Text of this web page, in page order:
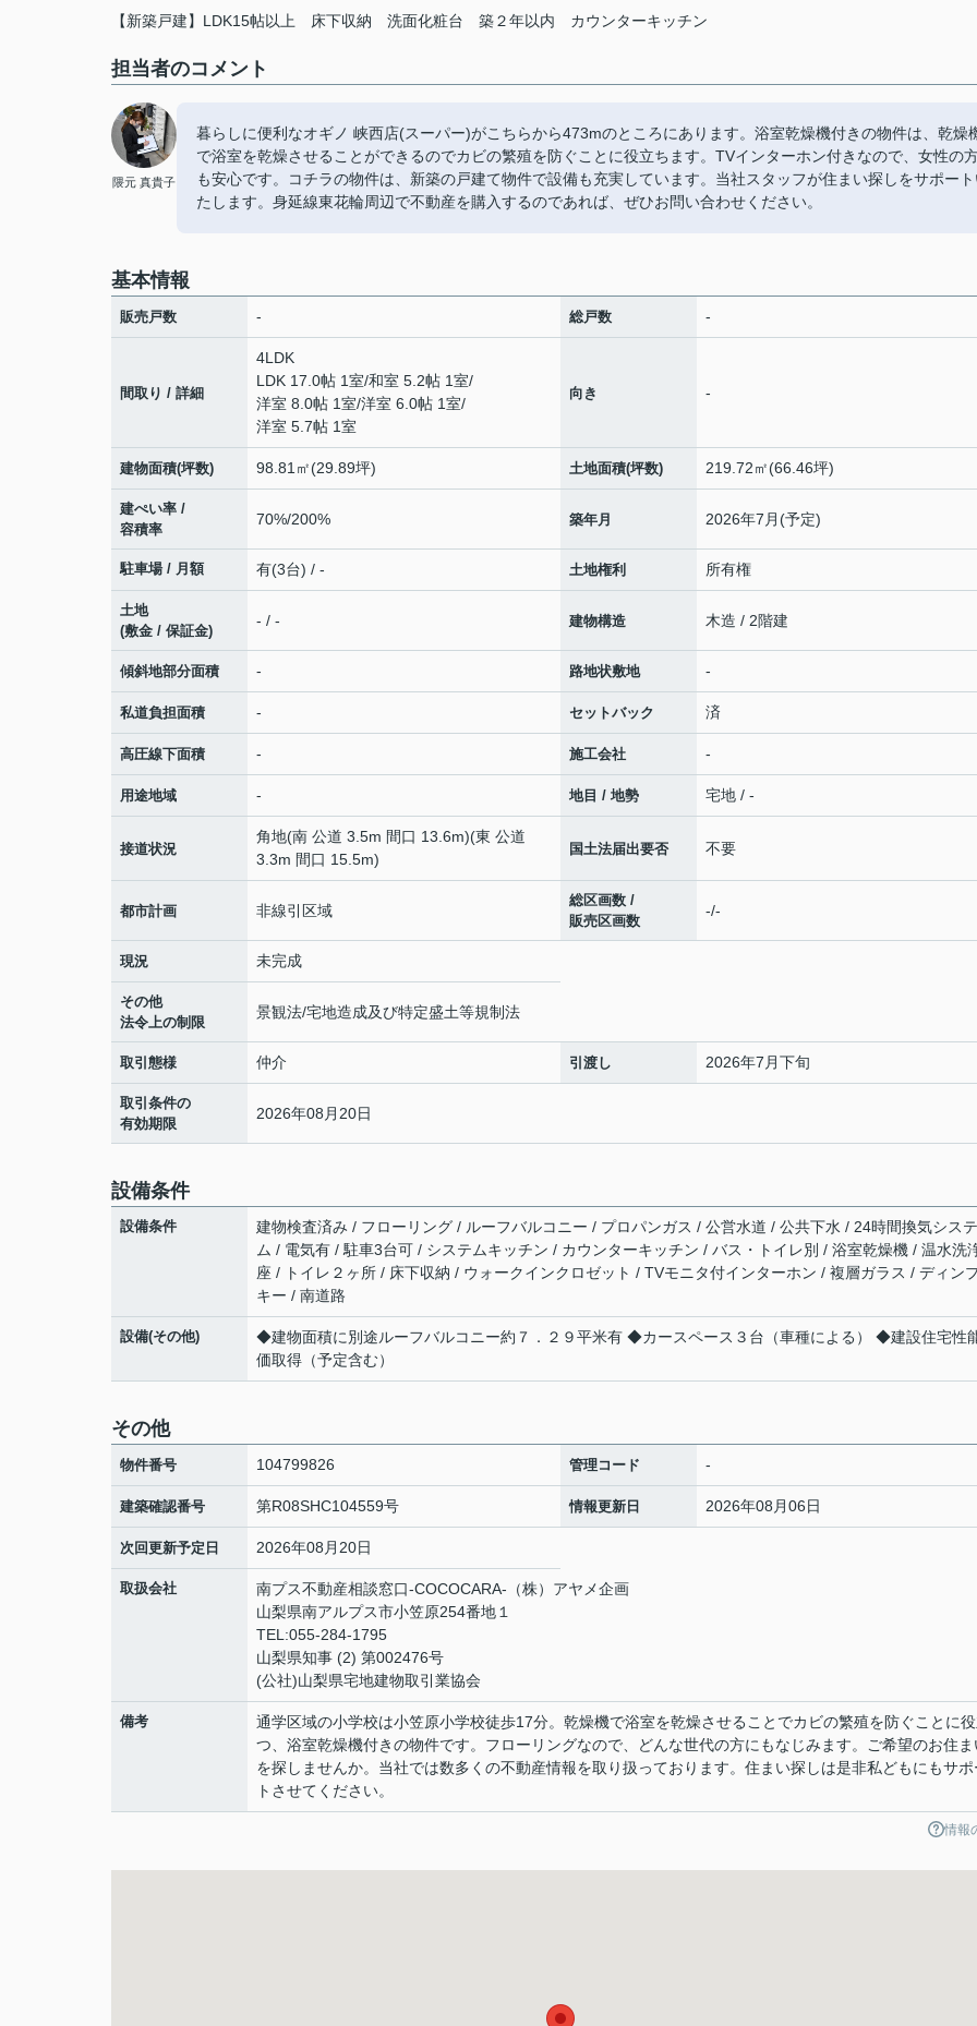
【新築戸建】LDK15帖以上 床下収納 洗面化粧台 築２年以内 カウンターキッチン
担当者のコメント
隈元 真貴子
暮らしに便利なオギノ 峡西店(スーパー)がこちらから473mのところにあります。浴室乾燥機付きの物件は、乾燥
で浴室を乾燥させることができるのでカビの繁殖を防ぐことに役立ちます。TVインターホン付きなので、女性の
も安心です。コチラの物件は、新築の戸建て物件で設備も充実しています。当社スタッフが住まい探しをサポー
たします。身延線東花輪周辺で不動産を購入するのであれば、ぜひお問い合わせください。
基本情報
販売戸数 - 総戸数 -
間取り / 詳細
4LDK
LDK 17.0帖 1室/和室 5.2帖 1室/
洋室 8.0帖 1室/洋室 6.0帖 1室/
洋室 5.7帖 1室
向き -
建物面積(坪数) 98.81㎡(29.89坪) 土地面積(坪数) 219.72㎡(66.46坪)
建ぺい率 /
容積率
70%/200% 築年月 2026年7月(予定)
駐車場 / 月額 有(3台) / - 土地権利 所有権
土地
(敷金 / 保証金)
- / - 建物構造 木造 / 2階建
傾斜地部分面積 - 路地状敷地 -
私道負担面積 - セットバック 済
高圧線下面積 - 施工会社 -
用途地域 - 地目 / 地勢 宅地 / -
接道状況
角地(南 公道 3.5m 間口 13.6m)(東 公道
3.3m 間口 15.5m)
国土法届出要否 不要
都市計画 非線引区域
総区画数 /
販売区画数
-/-
現況 未完成
その他
法令上の制限
景観法/宅地造成及び特定盛土等規制法
取引態様 仲介 引渡し 2026年7月下旬
取引条件の
有効期限
2026年08月20日
設備条件
設備条件
建物検査済み / フローリング / ルーフバルコニー / プロパンガス / 公営水道 / 公共下水 / 24時間換気システ
ム / 電気有 / 駐車3台可 / システムキッチン / カウンターキッチン / バス・トイレ別 / 浴室乾燥機 / 温水洗
座 / トイレ２ヶ所 / 床下収納 / ウォークインクロゼット / TVモニタ付インターホン / 複層ガラス / ディン
キー / 南道路
設備(その他)
◆建物面積に別途ルーフバルコニー約７．２９平米有 ◆カースペース３台（車種による） ◆建設住宅性
価取得（予定含む）
その他
物件番号 104799826 管理コード -
建築確認番号 第R08SHC104559号 情報更新日 2026年08月06日
次回更新予定日 2026年08月20日
取扱会社
南プス不動産相談窓口-COCOCARA-（株）アヤメ企画
山梨県南アルプス市小笠原254番地１
TEL:055-284-1795
山梨県知事 (2) 第002476号
(公社)山梨県宅地建物取引業協会
備考
通学区域の小学校は小笠原小学校徒歩17分。乾燥機で浴室を乾燥させることでカビの繁殖を防ぐことに
つ、浴室乾燥機付きの物件です。フローリングなので、どんな世代の方にもなじみます。ご希望のお住ま
を探しませんか。当社では数多くの不動産情報を取り扱っております。住まい探しは是非私どもにもサポ
トさせてください。
情報